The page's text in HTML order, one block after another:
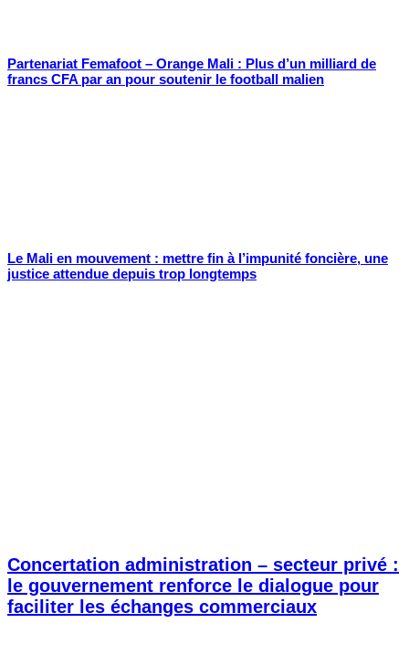
Partenariat Femafoot – Orange Mali : Plus d’un milliard de
francs CFA par an pour soutenir le football malien
Le Mali en mouvement : mettre fin à l’impunité foncière, une
justice attendue depuis trop longtemps
Concertation administration – secteur privé :
le gouvernement renforce le dialogue pour
faciliter les échanges commerciaux